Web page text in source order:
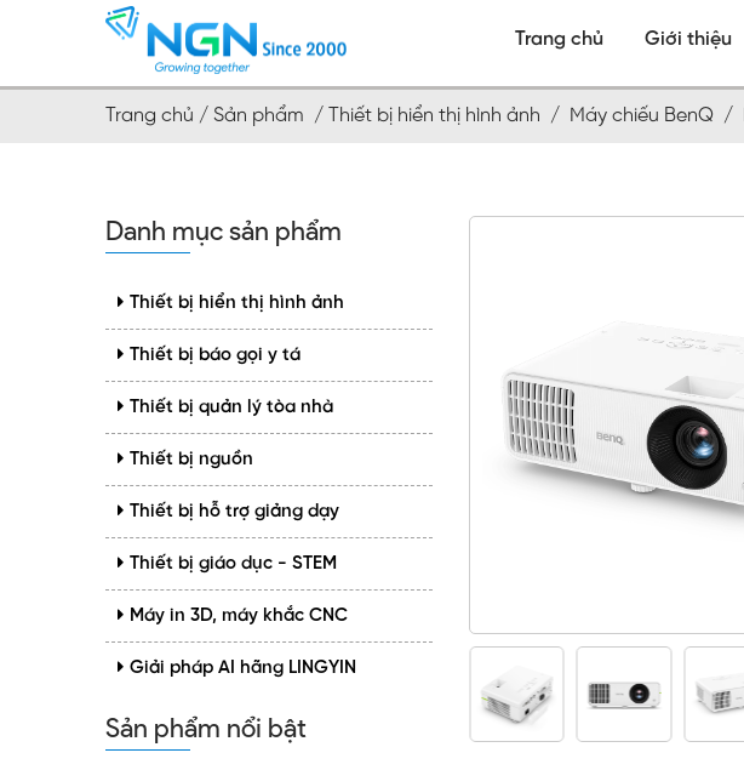
Trang chủ Giới thiệu
Trang chủ / Sản phẩm / Thiết bị hiển thị hình ảnh / Máy chiếu BenQ /
Danh mục sản phẩm
Thiết bị hiển thị hình ảnh
Thiết bị báo gọi y tá
Thiết bị quản lý tòa nhà
Thiết bị nguồn
Thiết bị hỗ trợ giảng dạy
Thiết bị giáo dục - STEM
Máy in 3D, máy khắc CNC
Giải pháp AI hãng LINGYIN
Sản phẩm nổi bật